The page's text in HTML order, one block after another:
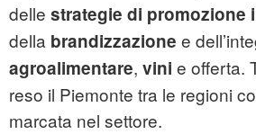
delle strategie di promozione
della brandizzazione e
agroalimentare, vini e offerta.
reso il Piemonte tra le regioni
marcata nel settore.